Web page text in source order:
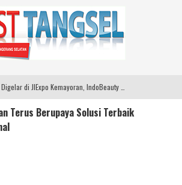
Indo Leather & Footwear dan Indo Garment Textile Expo 2026 Digelar di JIExpo Kemayoran, Bangkitkan Industri Manufaktur Indonesia
Terus Berupaya Solusi Terbaik